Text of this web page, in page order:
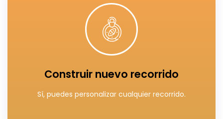
Construir nuevo recorrido
Sí, puedes personalizar cualquier recorrido.
Arma tu tour especial
Click Here